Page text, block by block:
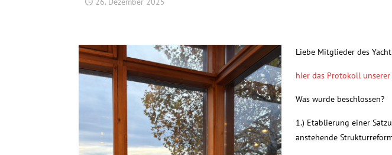
Liebe Mitglieder des
hier das Protokoll
Was wurde beschlossen?
1.) Etablierung einer
anstehende